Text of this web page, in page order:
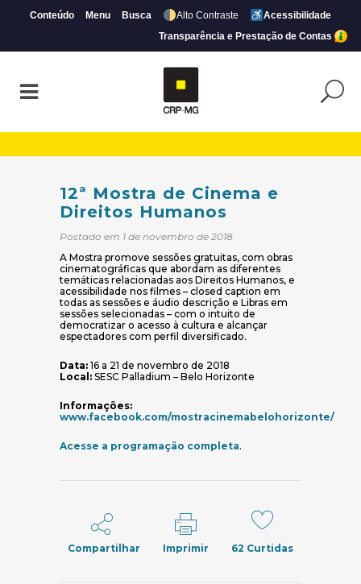
Conteúdo Menu Busca Alto Contraste
Acessibilidade
Transparência e Prestação de Contas
12ª Mostra de Cinema e
Direitos Humanos
Postado em 1 de novembro de 2018
A Mostra promove sessões gratuitas, com obras
cinematográficas que abordam as diferentes
temáticas relacionadas aos Direitos Humanos, e
acessibilidade nos filmes – closed caption em
todas as sessões e áudio descrição e Libras em
sessões selecionadas – com o intuito de
democratizar o acesso à cultura e alcançar
espectadores com perfil diversificado.
Data: 16 a 21 de novembro de 2018
Local: SESC Palladium – Belo Horizonte
Informações:
www.facebook.com/mostracinemabelohorizonte/
Acesse a programação completa(abre em nova janela)
.
Compartilhar Imprimir 62 Curtidas